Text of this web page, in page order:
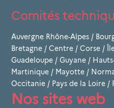
Comités
Auvergne Rhône-Alpes /
Bretagne / Centre / Corse /
Guadeloupe / Guyane /
Martinique / Mayotte /
Occitanie / Pays de la Loire /
Nos sites web